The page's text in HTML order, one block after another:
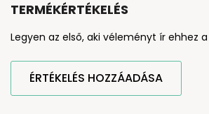
TERMÉKÉRTÉKELÉS
Legyen az első, aki véleményt ír ehhez
ÉRTÉKELÉS HOZZÁADÁSA